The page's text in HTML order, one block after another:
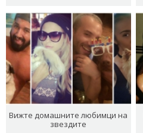
Вижте домашните любимци на
звездите